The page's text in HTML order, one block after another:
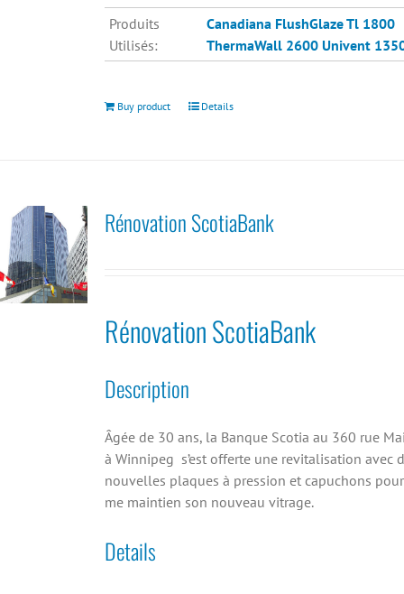
Produits
Utilisés:
Canadiana FlushGlaze Tl 1800
ThermaWall 2600 Univent
Buy product Details
Rénovation ScotiaBank
Rénovation ScotiaBank
Description
Âgée de 30 ans, la Banque Scotia au 360 rue
à Winnipeg s’est offerte une revitalisation avec
nouvelles plaques à pression et capuchons pour
me maintien son nouveau vitrage.
Details